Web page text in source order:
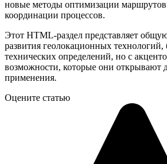
новые методы оптимизации
координации процессов.
Этот HTML-раздел представляет
развития геолокационных технологий,
технических определений, но с
возможности, которые они открывают
применения.
Оцените статью